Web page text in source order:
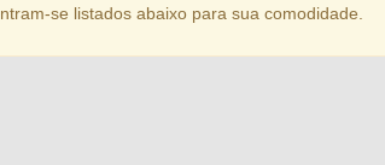
se listados abaixo para sua comodidade.